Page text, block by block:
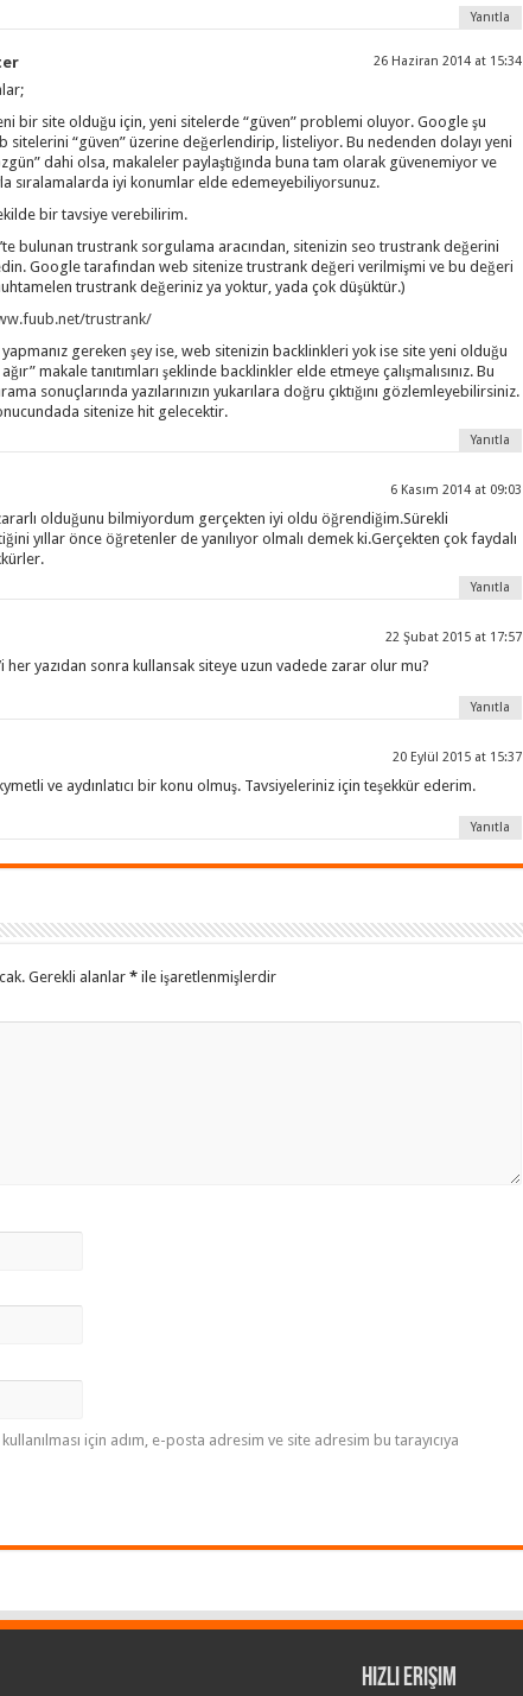
Yanıtla
26 Haziran 2014 at 15:34
bir site olduğu için, yeni sitelerde “güven” problemi oluyor. Google şu
sitelerini “güven” üzerine değerlendirip, listeliyor. Bu nedenden dolayı yeni
dahi olsa, makaleler paylaştığında buna tam olarak güvenemiyor ve
sıralamalarda iyi konumlar elde edemeyebiliyorsunuz.
bir tavsiye verebilirim.
bulunan trustrank sorgulama aracından, sitenizin seo trustrank değerini
Google tarafından web sitenize trustrank değeri verilmişmi ve bu değeri
trustrank değeriniz ya yoktur, yada çok düşüktür.)
trustrank/
gereken şey ise, web sitenizin backlinkleri yok ise site yeni olduğu
ağır” makale tanıtımları şeklinde backlinkler elde etmeye çalışmalısınız. Bu
sonuçlarında yazılarınızın yukarılara doğru çıktığını gözlemleyebilirsiniz.
sitenize hit gelecektir.
Yanıtla
6 Kasım 2014 at 09:03
olduğunu bilmiyordum gerçekten iyi oldu öğrendiğim.Sürekli
yıllar önce öğretenler de yanılıyor olmalı demek ki.Gerçekten çok faydalı
Yanıtla
22 Şubat 2015 at 17:57
her yazıdan sonra kullansak siteye uzun vadede zarar olur mu?
Yanıtla
20 Eylül 2015 at 15:37
ve aydınlatıcı bir konu olmuş. Tavsiyeleriniz için teşekkür ederim.
Yanıtla
Gerekli alanlar * ile işaretlenmişlerdir
için adım, e-posta adresim ve site adresim bu tarayıcıya
Hızlı Erişim